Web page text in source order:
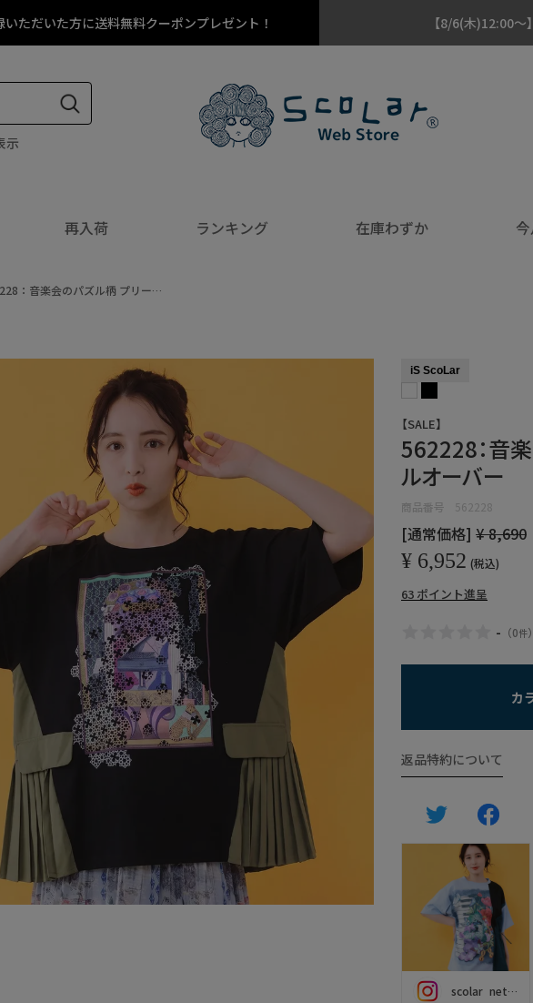
いただいた方に送料無料クーポンプレゼント！ 【8/6(木)12:00
示
再入荷 ランキング 在庫わずか
：音楽会のパズル柄 プリー…
iS ScoLar
【SALE】
562228：音
ルオーバー
商品番号 562228
[通常価格] ¥8,690
¥ 6,952 税込
63 ポイント進呈
- （0件）
カ
返品特約について
scolar_netshop